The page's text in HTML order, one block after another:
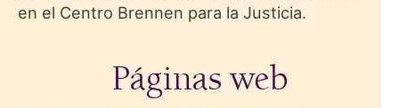
en el Centro Brennen para la Justicia.
Páginas web